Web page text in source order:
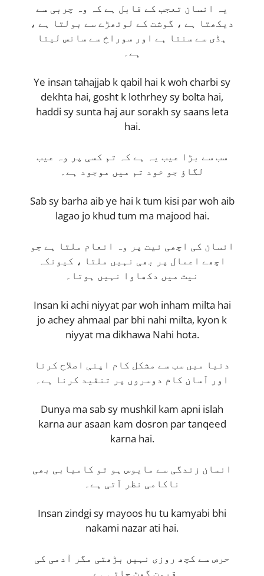
یہ انسان تعجب کے قابل ہے کہ وہ چربی سے
دیکھتا ہے ، گوشت کے لوتھڑے سے بولتا ہے ،
ہڈی سے سنتا ہے اور سوراخ سے سانس لیتا
ہے۔
Ye insan tahajjab k qabil hai k woh charbi sy
dekhta hai, gosht k lothrhey sy bolta hai,
haddi sy sunta haj aur sorakh sy saans leta
hai.
سب سے بڑا عیب یہ ہے کہ تم کسی پر وہ عیب
لگاؤ جو خود تم میں موجود ہے۔
Sab sy barha aib ye hai k tum kisi par woh aib
lagao jo khud tum ma majood hai.
انسان کی اچھی نیت پر وہ انعام ملتا ہے جو
اچھے اعمال پر بھی نہیں ملتا ، کیونکہ
نیت میں دکھاوا نہیں ہوتا۔
Insan ki achi niyyat par woh inham milta hai
jo achey ahmaal par bhi nahi milta, kyon k
niyyat ma dikhawa Nahi hota.
دنیا میں سب سے مشکل کام اپنی اصلاح کرنا
اور آسان کام دوسروں پر تنقید کرنا ہے۔
Dunya ma sab sy mushkil kam apni islah
karna aur asaan kam dosron par tanqeed
karna hai.
انسان زندگی سے مایوس ہو تو کامیابی بھی
ناکامی نظر آتی ہے۔
Insan zindgi sy mayoos hu tu kamyabi bhi
nakami nazar ati hai.
حرص سے کچھ روزی نہیں بڑھتی مگر آدمی کی
قیمت گھٹ جاتی ہے۔